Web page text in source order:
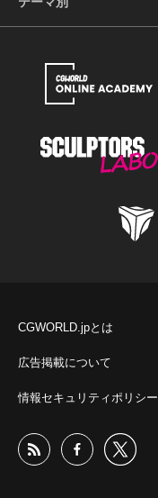
CGWORLD.jpとは
広告掲載について
情報セキュリティポリシー